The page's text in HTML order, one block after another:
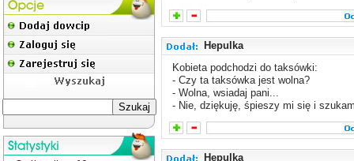
Hepulka
Kobieta podchodzi do taksówki:
- Czy ta taksówka jest wolna?
- Wolna, wsiadaj pani...
- Nie, dziękuję, śpieszy mi się i
Hepulka